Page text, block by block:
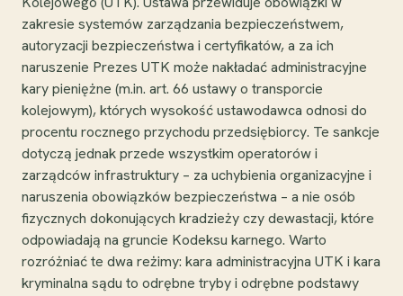
zakresie systemów zarządzania bezpieczeństwem,
autoryzacji bezpieczeństwa i certyfikatów, a za ich
naruszenie Prezes UTK może nakładać administracyjne
kary pieniężne (m.in. art. 66 ustawy o transporcie
kolejowym), których wysokość ustawodawca odnosi do
procentu rocznego przychodu przedsiębiorcy. Te sankcje
dotyczą jednak przede wszystkim operatorów i
zarządców infrastruktury – za uchybienia organizacyjne i
naruszenia obowiązków bezpieczeństwa – a nie osób
fizycznych dokonujących kradzieży czy dewastacji, które
odpowiadają na gruncie Kodeksu karnego. Warto
rozróżniać te dwa reżimy: kara administracyjna UTK i kara
kryminalna sądu to odrębne tryby i odrębne podstawy